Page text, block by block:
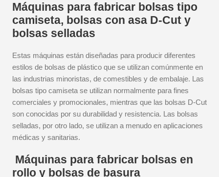
Máquinas para fabricar bolsas tipo
camiseta, bolsas con asa D-Cut y
bolsas selladas
Estas máquinas están diseñadas para producir diferentes
estilos de bolsas de plástico que se utilizan comúnmente en
las industrias minoristas, de comestibles y de embalaje. Las
bolsas tipo camiseta se utilizan normalmente para fines
comerciales y promocionales, mientras que las bolsas D-Cut
son conocidas por su durabilidad y resistencia. Las bolsas
selladas, por otro lado, se utilizan a menudo en aplicaciones
médicas y sanitarias.
Máquinas para fabricar bolsas en
rollo y bolsas de basura